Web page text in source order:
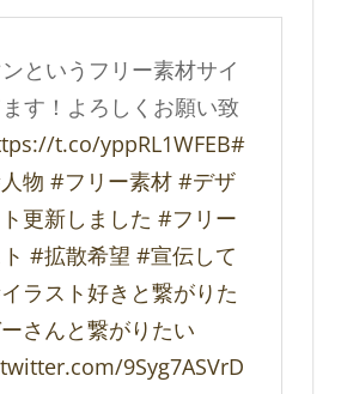
というフリー素材サイ
ます！よろしくお願い致
t.co/yppRL1WFEB#
物 #フリー素材 #デザ
更新しました #フリー
#拡散希望 #宣伝して
ラスト好きと繋がりた
さんと繋がりたい
9Syg7ASVrD